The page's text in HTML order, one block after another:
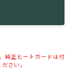
純正ヒートガードは付
さい。